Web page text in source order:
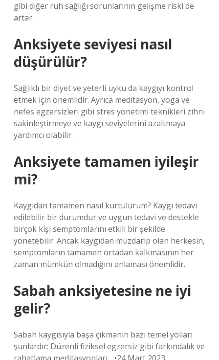
gibi diğer ruh sağlığı sorunlarının gelişme riski de
artar.
Anksiyete seviyesi nasıl
düşürülür?
Sağlıklı bir diyet ve yeterli uyku da kaygıyı kontrol
etmek için önemlidir. Ayrıca meditasyon, yoga ve
nefes egzersizleri gibi stres yönetimi teknikleri zihni
sakinleştirmeye ve kaygı seviyelerini azaltmaya
yardımcı olabilir.
Anksiyete tamamen iyileşir
mi?
Kaygıdan tamamen nasıl kurtulurum? Kaygı tedavi
edilebilir bir durumdur ve uygun tedavi ve destekle
birçok kişi semptomlarını etkili bir şekilde
yönetebilir. Ancak kaygıdan muzdarip olan herkesin,
semptomların tamamen ortadan kalkmasının her
zaman mümkün olmadığını anlaması önemlidir.
Sabah anksiyetesine ne iyi
gelir?
Sabah kaygısıyla başa çıkmanın bazı temel yolları
şunlardır: Düzenli fiziksel egzersiz gibi farkındalık ve